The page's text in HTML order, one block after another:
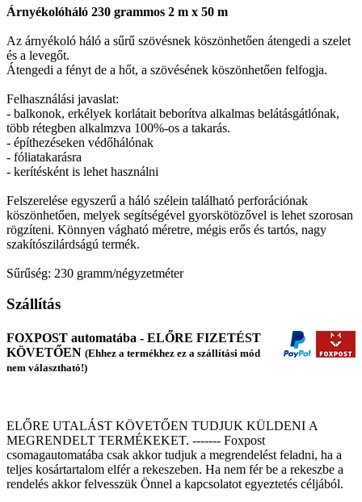
Árnyékolóháló 230 grammos 2 m x 50 m
Az árnyékoló háló a sűrű szövésnek köszönhetően átengedi a szelet
és a levegőt.
Átengedi a fényt de a hőt, a szövésének köszönhetően felfogja.
Felhasználási javaslat:
- balkonok, erkélyek korlátait beborítva alkalmas belátásgátlónak,
több rétegben alkalmzva 100%-os a takarás.
- építhezéseken védőhálónak
- fóliatakarásra
- kerítésként is lehet használni
Felszerelése egyszerű a háló szélein található perforációnak
köszönhetően, melyek segítségével gyorskötözővel is lehet szorosan
rögzíteni. Könnyen vágható méretre, mégis erős és tartós, nagy
szakítószilárdságú termék.
Sűrűség: 230 gramm/négyzetméter
Szállítás
FOXPOST automatába - ELŐRE FIZETÉST
KÖVETŐEN (Ehhez a termékhez ez a szállítási mód
nem választható!)
ELŐRE UTALÁST KÖVETŐEN TUDJUK KÜLDENI A
MEGRENDELT TERMÉKEKET. ------- Foxpost
csomagautomatába csak akkor tudjuk a megrendelést feladni, ha a
teljes kosártartalom elfér a rekeszeben. Ha nem fér be a rekeszbe a
rendelés akkor felvesszük Önnel a kapcsolatot egyeztetés céljából.